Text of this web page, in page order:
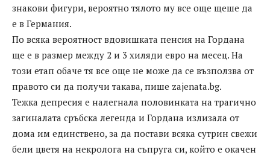
знакови фигури, вероятно тялото му все още щеше да
е в Германия.
По всяка вероятност вдовишката пенсия на Гордана
ще е в размер между 2 и 3 хиляди евро на месец. На
този етап обаче тя все още не може да се възползва от
правото си да получи такава, пише zajenata.bg.
Тежка депресия е налегнала половинката на трагично
загиналата сръбска легенда и Гордана излизала от
дома им единствено, за да постави всяка сутрин свежи
бели цветя на некролога на съпруга си, който е окачен